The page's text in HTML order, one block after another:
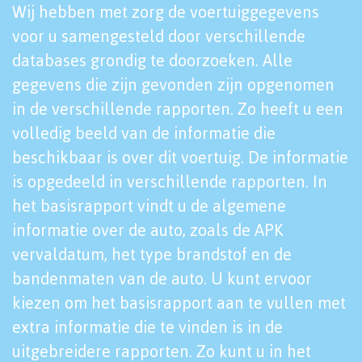
Wij hebben met zorg de voertuiggegevens
voor u samengesteld door verschillende
databases grondig te doorzoeken. Alle
gegevens die zijn gevonden zijn opgenomen
in de verschillende rapporten. Zo heeft u een
volledig beeld van de informatie die
beschikbaar is over dit voertuig. De informatie
is opgedeeld in verschillende rapporten. In
het basisrapport vindt u de algemene
informatie over de auto, zoals de APK
vervaldatum, het type brandstof en de
bandenmaten van de auto. U kunt ervoor
kiezen om het basisrapport aan te vullen met
extra informatie die te vinden is in de
uitgebreidere rapporten. Zo kunt u in het